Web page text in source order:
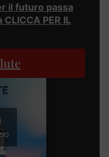
il futuro passa
PER IL